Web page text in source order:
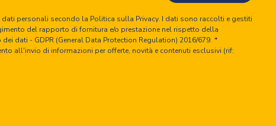
personali secondo la Politica sulla Privacy. I dati sono raccolti e gestiti
del rapporto di fornitura e/o prestazione nel rispetto della
dati - GDPR (General Data Protection Regulation) 2016/679. *
all'invio di informazioni per offerte, novità e contenuti esclusivi (rif: